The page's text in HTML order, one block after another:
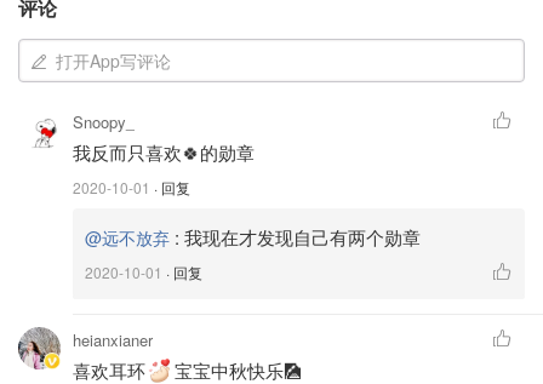
评论
打开App写评论
Snoopy_
我反而只喜欢🍀的勋章
2020-10-01 · 回复
@远不放弃 : 我现在才发现自己有两个勋章
2020-10-01 · 回复
heianxianer
喜欢耳环 宝宝中秋快乐🎑